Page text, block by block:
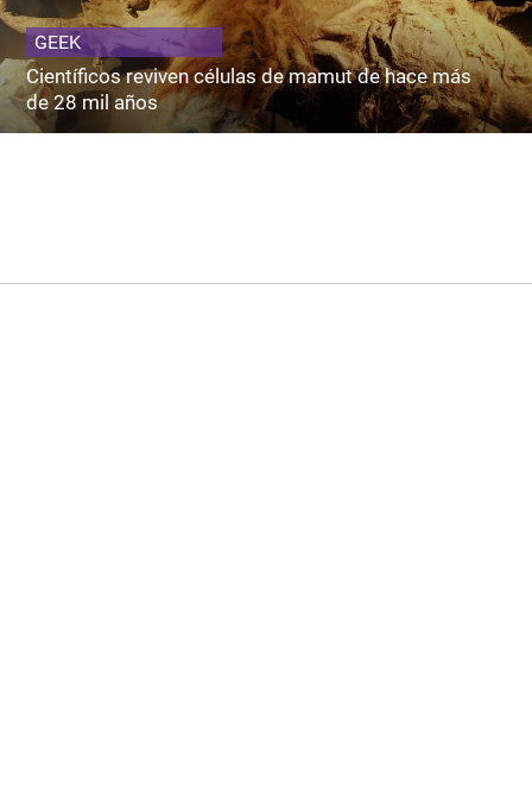
GEEK
Científicos reviven células de mamut de hace más
de 28 mil años